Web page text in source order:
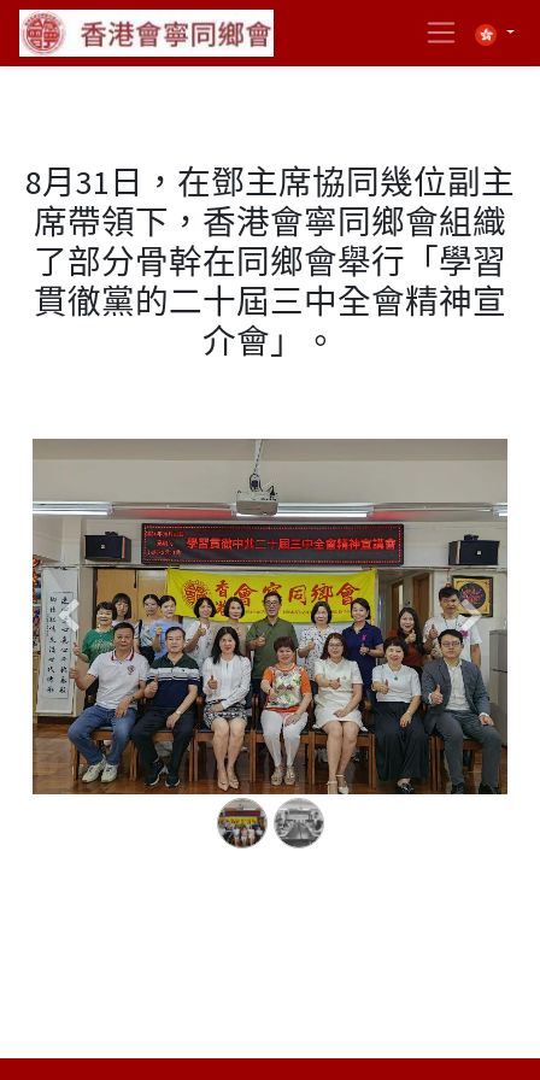
8月31日，在鄧主席協同幾位副主
席帶領下，香港會寧同鄉會組織
了部分骨幹在同鄉會舉行「學習
貫徹黨的二十屆三中全會精神宣
介會」。
Previous Next